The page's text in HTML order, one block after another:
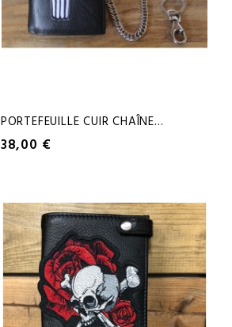
PORTEFEUILLE CUIR CHAÎNE...
38,00 €